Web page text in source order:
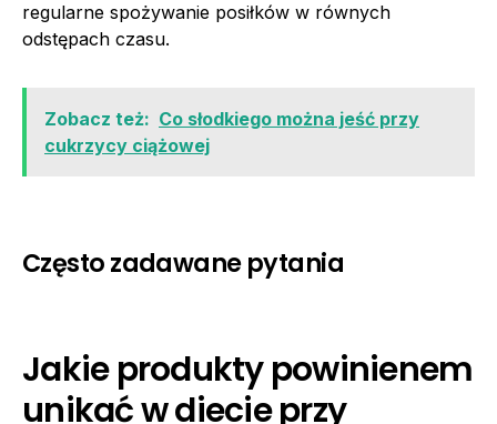
regularne spożywanie posiłków w równych
odstępach czasu.
Zobacz też: Co słodkiego można jeść przy
cukrzycy ciążowej
Często zadawane pytania
Jakie produkty powinienem
unikać w diecie przy